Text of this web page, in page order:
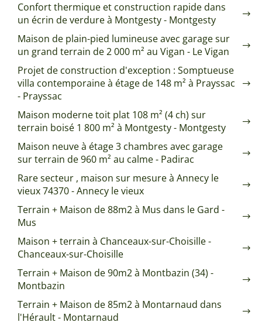
Confort thermique et construction rapide dans
un écrin de verdure à Montgesty - Montgesty
Maison de plain-pied lumineuse avec garage sur
un grand terrain de 2 000 m² au Vigan - Le Vigan
Projet de construction d'exception : Somptueuse
villa contemporaine à étage de 148 m² à Prayssac
- Prayssac
Maison moderne toit plat 108 m² (4 ch) sur
terrain boisé 1 800 m² à Montgesty - Montgesty
Maison neuve à étage 3 chambres avec garage
sur terrain de 960 m² au calme - Padirac
Rare secteur , maison sur mesure à Annecy le
vieux 74370 - Annecy le vieux
Terrain + Maison de 88m2 à Mus dans le Gard -
Mus
Maison + terrain à Chanceaux-sur-Choisille -
Chanceaux-sur-Choisille
Terrain + Maison de 90m2 à Montbazin (34) -
Montbazin
Terrain + Maison de 85m2 à Montarnaud dans
l'Hérault - Montarnaud